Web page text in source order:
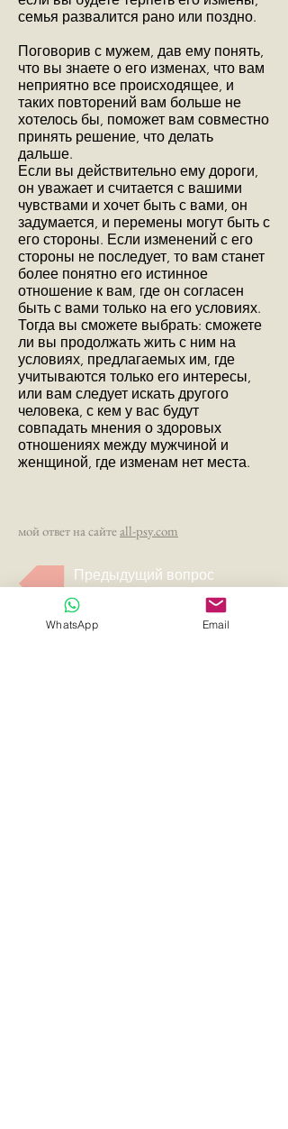
семья развалится рано или поздно.
Поговорив с мужем, дав ему понять,
что вы знаете о его изменах, что вам
неприятно все происходящее, и
таких повторений вам больше не
хотелось бы, поможет вам совместно
принять решение, что делать
дальше.
Если вы действительно ему дороги,
он уважает и считается с вашими
чувствами и хочет быть с вами, он
задумается, и перемены могут быть с
его стороны. Если изменений с его
стороны не последует, то вам станет
более понятно его истинное
отношение к вам, где он согласен
быть с вами только на его условиях.
Тогда вы сможете выбрать: сможете
ли вы продолжать жить с ним на
условиях, предлагаемых им, где
учитываются только его интересы,
или вам следует искать другого
человека, с кем у вас будут
совпадать мнения о здоровых
отношениях между мужчиной и
женщиной, где изменам нет места.
мой ответ на сайтеall-psy.com
Предыдущий вопрос
Задать свой вопрос
WhatsApp Email